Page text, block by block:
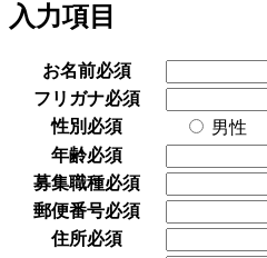
入力項目
お名前必須
フリガナ必須
性別 必須 男性
年齢必須
募集職種必須
郵便番号必須
住所必須